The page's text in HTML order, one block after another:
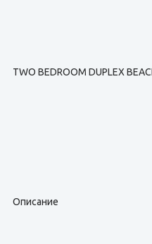
TWO BEDROOM DUPLEX
Описание